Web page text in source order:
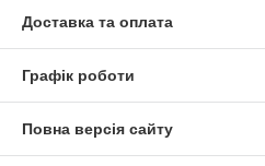
Доставка та оплата
Графік роботи
Повна версія сайту